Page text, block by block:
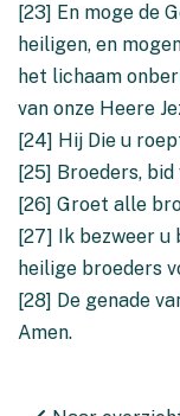
[23] En moge de
heiligen, en
het lichaam
van onze Heere
[24] Hij Die u
[25] Broeders, bid
[26] Groet alle
[27] Ik bezweer u
heilige broeders
[28] De genade
Amen.